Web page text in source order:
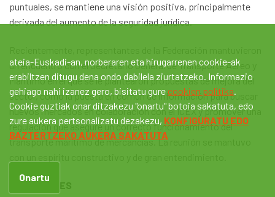
puntuales, se mantiene una visión positiva, principalmente
derivada del aumento de la seguridad jurídica.
un encuentro con el Secretario General de Transporte Aéreo y
Marítimo en el que se le plantearon propuestas de mejora del
sector, como la puesta en común de información para buscar
nuevos mercados en colaboración con el ICEX y promover una
regulación que asegure un correcto funcionamiento del
transporte marítimo de mercancías. La reunión se mantuvo
CARGADORES
ateia-Euskadi-an, norberaren eta hirugarrenen cookie-ak
erabiltzen ditugu dena ondo dabilela ziurtatzeko. Informazio
gehiago nahi izanez gero, bisitatu gurecookien politika.
Cookie guztiak onar ditzakezu "onartu" botoia sakatuta, edo
zure aukera pertsonalizatu dezakezu, KONFIGURATU EDO
BAZTERTZEKO AUKERA SAKATUTA
Onartu